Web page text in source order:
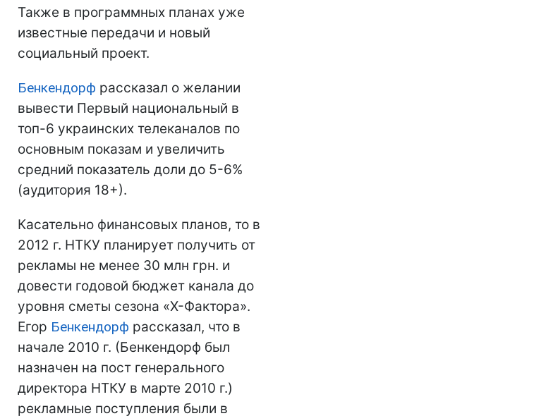
Также в программных планах уже
известные передачи и новый
социальный проект.
Бенкендорф рассказал о желании
вывести Первый национальный в
топ-6 украинских телеканалов по
основным показам и увеличить
средний показатель доли до 5-6%
(аудитория 18+).
Касательно финансовых планов, то в
2012 г. НТКУ планирует получить от
рекламы не менее 30 млн грн. и
довести годовой бюджет канала до
уровня сметы сезона «Х-Фактора».
Егор Бенкендорф рассказал, что в
начале 2010 г. (Бенкендорф был
назначен на пост генерального
директора НТКУ в марте 2010 г.)
рекламные поступления были в